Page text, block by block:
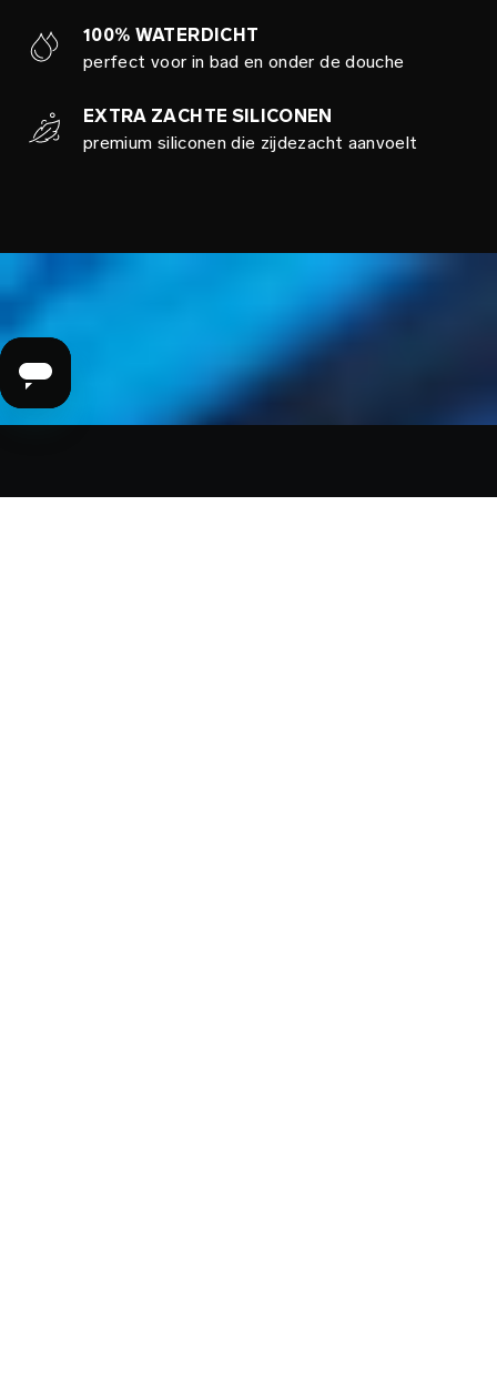
100% WATERDICHT
perfect voor in bad en onder de douche
EXTRA ZACHTE SILICONEN
premium siliconen die zijdezacht aanvoelt